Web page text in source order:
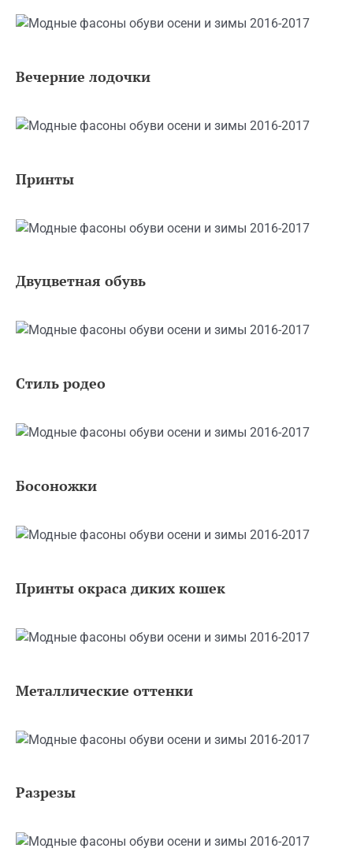
Вечерние лодочки
Принты
Двуцветная обувь
Стиль родео
Босоножки
Принты окраса диких кошек
Металлические оттенки
Разрезы